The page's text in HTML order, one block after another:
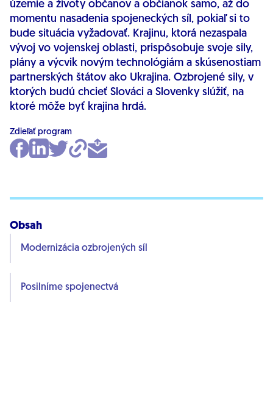
územie a životy občanov a občianok samo, až do
momentu nasadenia spojeneckých síl, pokiaľ si to
bude situácia vyžadovať. Krajinu, ktorá nezaspala
vývoj vo vojenskej oblasti, prispôsobuje svoje sily,
plány a výcvik novým technológiám a skúsenostiam
partnerských štátov ako Ukrajina. Ozbrojené sily, v
ktorých budú chcieť Slováci a Slovenky slúžiť, na
ktoré môže byť krajina hrdá.
Zdieľať program
Obsah
Modernizácia ozbrojených síl
Posilníme spojenectvá